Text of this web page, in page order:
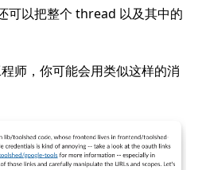
可以把整个 thread 以及其中的
师，你可能会用类似这样的消